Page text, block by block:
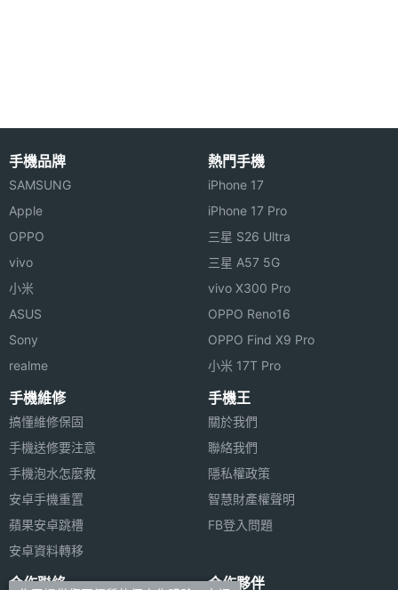
樣率
相機規格
主相機
主相機
感光元
件
光圈F
主相機
LED補
手機品牌
SAMSUNG
Apple
OPPO
vivo
小米
ASUS
Sony
realme
熱門手機
iPhone 17
iPhone 17 Pro
三星 S26 Ultra
三星 A57 5G
vivo X300 Pro
OPPO Reno16
OPPO Find X9 Pro
小米 17T Pro
手機維修
搞懂維修保固
手機送修要注意
手機泡水怎麼救
安卓手機重置
蘋果安卓跳槽
安卓資料轉移
手機王
關於我們
聯絡我們
隱私權政策
智慧財產權聲明
FB登入問題
合作聯絡 合作夥伴